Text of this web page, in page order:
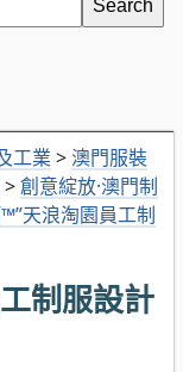
工業 > 澳門服裝
>創意綻放·澳門制
天浪淘園員工制
制服設計